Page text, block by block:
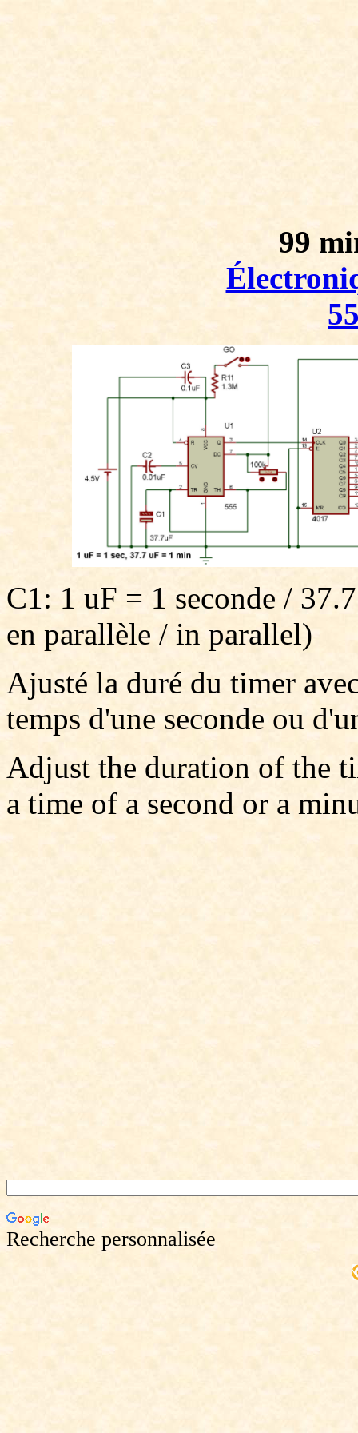
99
C1: 1 uF = 1 seconde /
en parallèle / in parallel)
Ajusté la duré du timer
temps d'une seconde ou
Adjust the duration of the
a time of a second or a
Recherche personnalisée